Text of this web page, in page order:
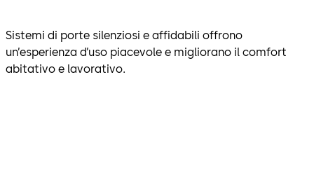
Sistemi di porte silenziosi e affidabili offrono
un’esperienza d’uso piacevole e migliorano il comfort
abitativo e lavorativo.